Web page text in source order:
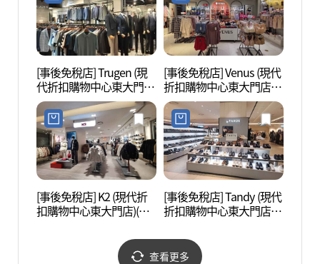
[事後免稅店] Trugen (現
代折扣購物中心東大門
店)(트루젠 현대아울렛 동
대문점)
[事後免稅店] Venus (現代
折扣購物中心東大門店)
(비너스 현대아울렛 동대
문점)
[事後免稅店] K2 (現代折
扣購物中心東大門店)(K2
[事後免稅店] Tandy (現代
折扣購物中心東大門店)
점)
查看更多